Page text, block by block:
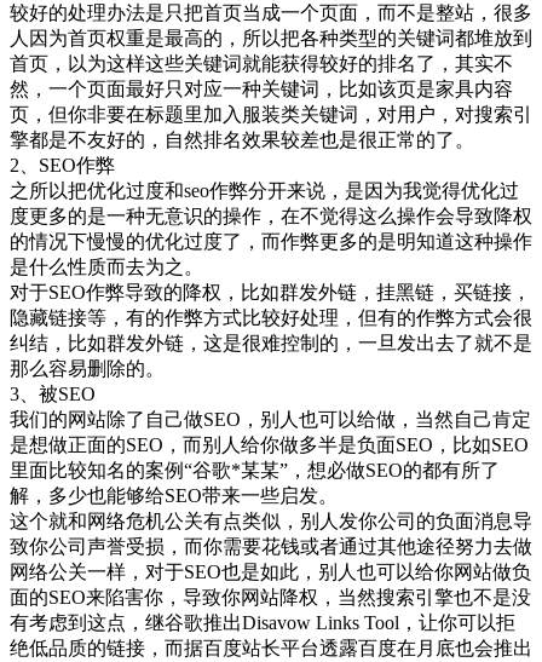
较好的处理办法是只把首页当成一个页面，而不是整站，很多
人因为首页权重是最高的，所以把各种类型的关键词都堆放到
首页，以为这样这些关键词就能获得较好的排名了，其实不
然，一个页面最好只对应一种关键词，比如该页是家具内容
页，但你非要在标题里加入服装类关键词，对用户，对搜索引
擎都是不友好的，自然排名效果较差也是很正常的了。
2、SEO作弊
之所以把优化过度和seo作弊分开来说，是因为我觉得优化过
度更多的是一种无意识的操作，在不觉得这么操作会导致降权
的情况下慢慢的优化过度了，而作弊更多的是明知道这种操作
是什么性质而去为之。
对于SEO作弊导致的降权，比如群发外链，挂黑链，买链接，
隐藏链接等，有的作弊方式比较好处理，但有的作弊方式会很
纠结，比如群发外链，这是很难控制的，一旦发出去了就不是
那么容易删除的。
3、被SEO
我们的网站除了自己做SEO，别人也可以给做，当然自己肯定
是想做正面的SEO，而别人给你做多半是负面SEO，比如SEO
里面比较知名的案例“谷歌*某某”，想必做SEO的都有所了
解，多少也能够给SEO带来一些启发。
这个就和网络危机公关有点类似，别人发你公司的负面消息导
致你公司声誉受损，而你需要花钱或者通过其他途径努力去做
网络公关一样，对于SEO也是如此，别人也可以给你网站做负
面的SEO来陷害你，导致你网站降权，当然搜索引擎也不是没
有考虑到这点，继谷歌推出Disavow Links Tool，让你可以拒
绝低品质的链接，而据百度站长平台透露百度在月底也会推出